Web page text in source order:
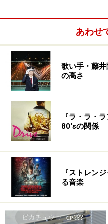
あわせ
歌い手・藤
の高さ
『ラ・ラ・
80'sの関係
『ストレン
る音楽